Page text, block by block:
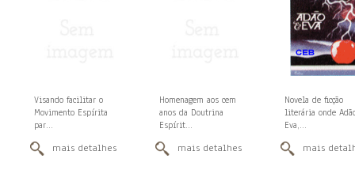
Visando facilitar o
Movimento Espírita
par...
mais detalhes
Homenagem aos cem
anos da Doutrina
Espírit...
mais detalhes
Novela de ficção
literária onde
Eva,...
mais